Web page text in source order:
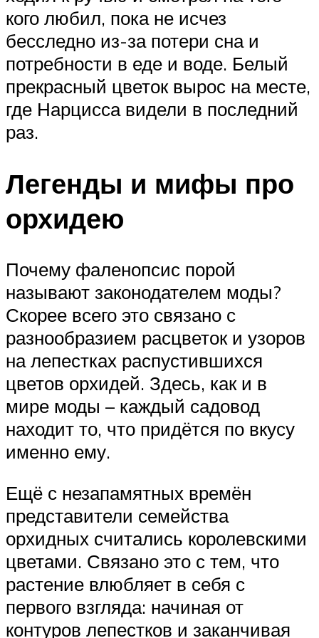
кого любил, пока не исчез
бесследно из-за потери сна и
потребности в еде и воде. Белый
прекрасный цветок вырос на месте,
где Нарцисса видели в последний
раз.
Легенды и мифы про
орхидею
Почему фаленопсис порой
называют законодателем моды?
Скорее всего это связано с
разнообразием расцветок и узоров
на лепестках распустившихся
цветов орхидей. Здесь, как и в
мире моды – каждый садовод
находит то, что придётся по вкусу
именно ему.
Ещё с незапамятных времён
представители семейства
орхидных считались королевскими
цветами. Связано это с тем, что
растение влюбляет в себя с
первого взгляда: начиная от
контуров лепестков и заканчивая